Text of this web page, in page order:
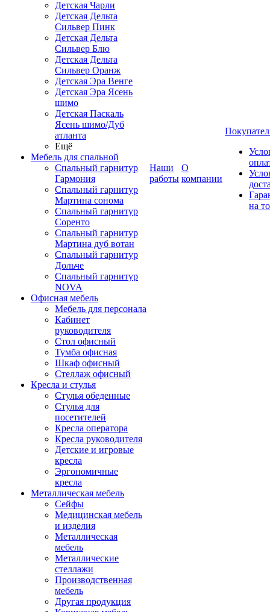
Детская Чарли
Детская Дельта
Сильвер Пинк
Детская Дельта
Сильвер Блю
Детская Дельта
Сильвер Оранж
Детская Эра Венге
Детская Эра Ясень
шимо
Детская Паскаль
Ясень шимо/Дуб
атланта
Ещё
Мебель для спальной
Спальный гарнитур
Гармония
Спальный гарнитур
Мартина сонома
Спальный гарнитур
Соренто
Спальный гарнитур
Мартина дуб вотан
Спальный гарнитур
Дольче
Спальный гарнитур
NOVA
Офисная мебель
Мебель для персонала
Кабинет
руководителя
Стол офисный
Тумба офисная
Шкаф офисный
Стеллаж офисный
Кресла и стулья
Стулья обеденные
Стулья для
посетителей
Кресла оператора
Кресла руководителя
Детские и игровые
кресла
Эргономичные
кресла
Металлическая мебель
Сейфы
Медицинская мебель
и изделия
Металлическая
мебель
Металлические
стеллажи
Производственная
мебель
Другая продукция
Наши
работы
О
компании
на